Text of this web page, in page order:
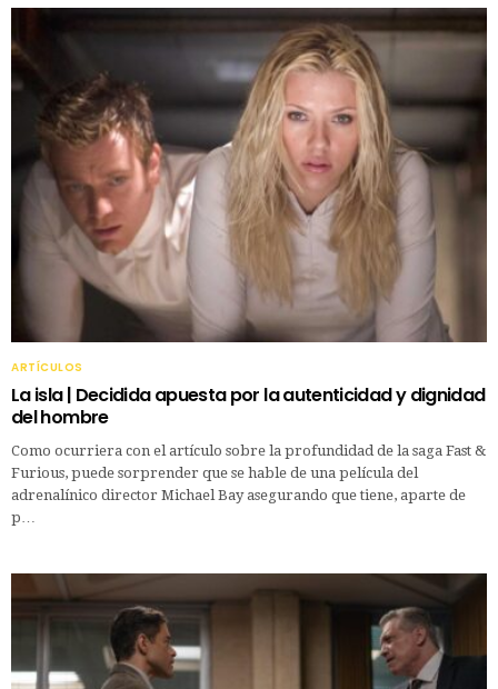
ARTÍCULOS
La isla | Decidida apuesta por la autenticidad y dignidad
del hombre
Como ocurriera con el artículo sobre la profundidad de la saga Fast &
Furious, puede sorprender que se hable de una película del
adrenalínico director Michael Bay asegurando que tiene, aparte de
p…